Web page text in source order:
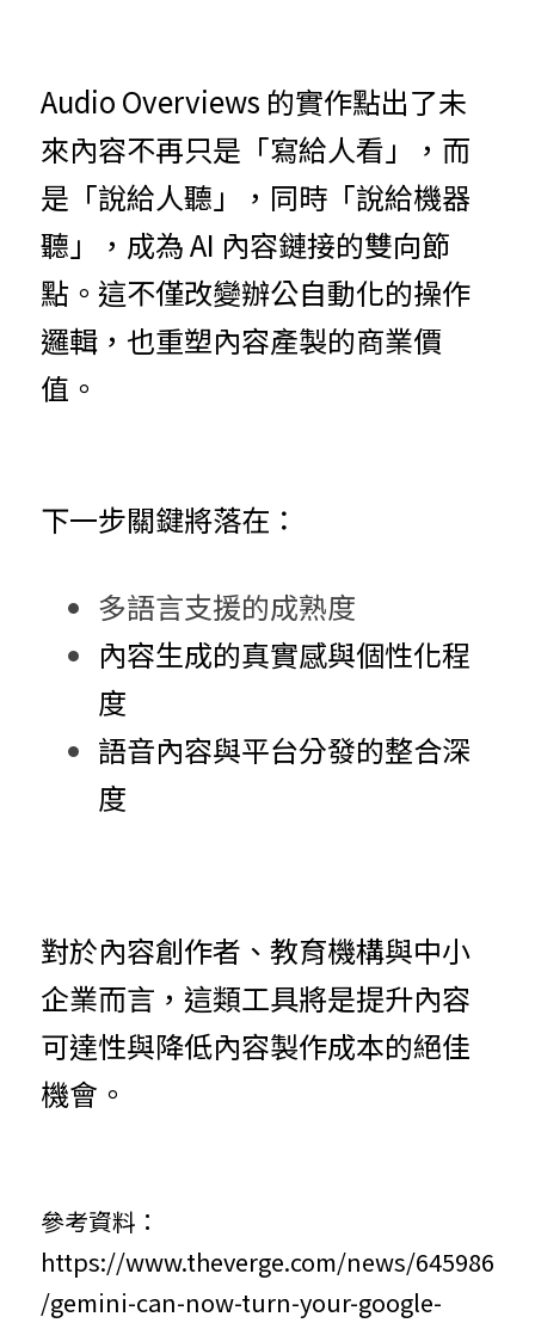
Audio Overviews 的實作點出了未
來內容不再只是「寫給人看」，而
是「說給人聽」，同時「說給機器
聽」，成為 AI 內容鏈接的雙向節
點。這不僅改變辦公自動化的操作
邏輯，也重塑內容產製的商業價
值。
下一步關鍵將落在：
多語言支援的成熟度
內容生成的真實感與個性化程
度
語音內容與平台分發的整合深
度
對於內容創作者、教育機構與中小
企業而言，這類工具將是提升內容
可達性與降低內容製作成本的絕佳
機會。
參考資料：
https://www.theverge.com/news/645986
/gemini-can-now-turn-your-google-